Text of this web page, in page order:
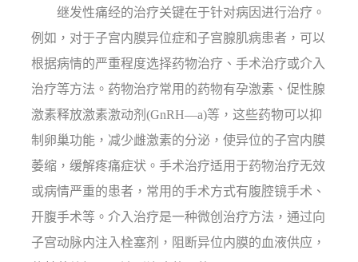
继发性痛经的治疗关键在于针对病因进行治疗。
例如，对于子宫内膜异位症和子宫腺肌病患者，可以
根据病情的严重程度选择药物治疗、手术治疗或介入
治疗等方法。药物治疗常用的药物有孕激素、促性腺
激素释放激素激动剂(GnRH—a)等，这些药物可以抑
制卵巢功能，减少雌激素的分泌，使异位的子宫内膜
萎缩，缓解疼痛症状。手术治疗适用于药物治疗无效
或病情严重的患者，常用的手术方式有腹腔镜手术、
开腹手术等。介入治疗是一种微创治疗方法，通过向
子宫动脉内注入栓塞剂，阻断异位内膜的血液供应，